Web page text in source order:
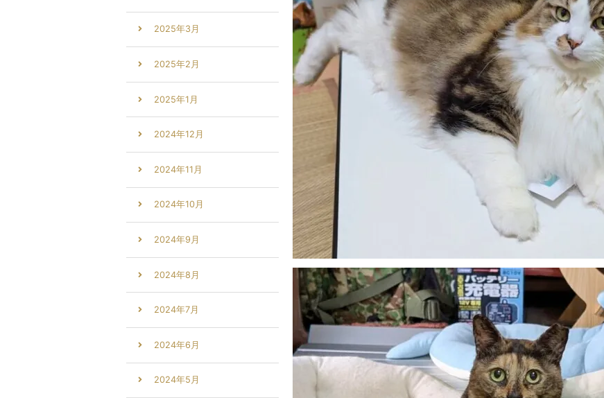
2025年3月
2025年2月
2025年1月
2024年12月
2024年11月
2024年10月
2024年9月
2024年8月
2024年7月
2024年6月
2024年5月